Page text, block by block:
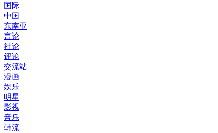
国际
中国
东南亚
言论
社论
评论
交流站
漫画
娱乐
明星
影视
音乐
韩流